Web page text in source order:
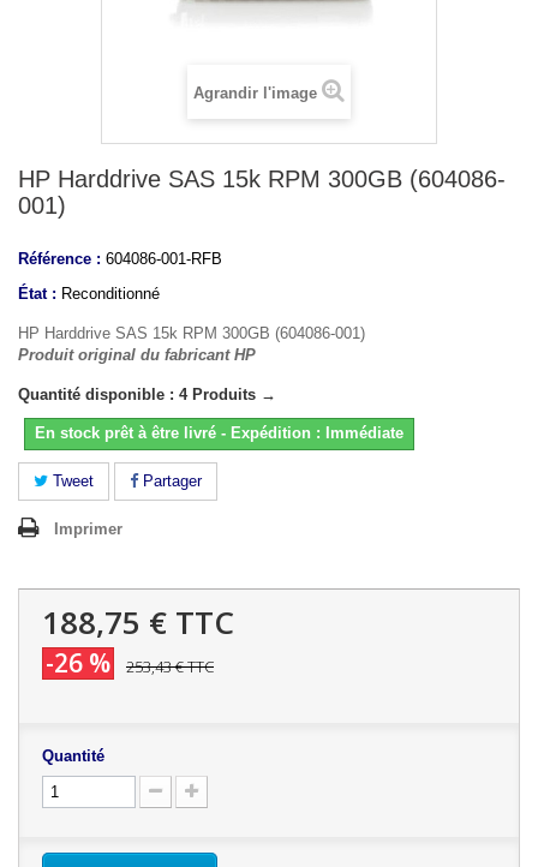
Agrandir l'image
HP Harddrive SAS 15k RPM 300GB (604086-
001)
Référence : 604086-001-RFB
État : Reconditionné
HP Harddrive SAS 15k RPM 300GB (604086-001)
Produit original du fabricant HP
Quantité disponible : 4 Produits →
En stock prêt à être livré - Expédition : Immédiate
Tweet Partager
Imprimer
188,75 € TTC
-26 % 253,43 €TTC
Quantité